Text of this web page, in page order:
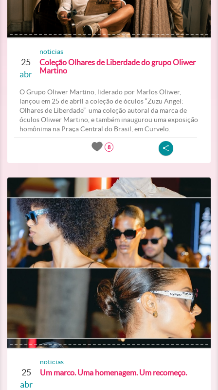
25
abr
noticias
Coleção Olhares de Liberdade do grupo Oliwer
Martino
O Grupo Oliwer Martino, liderado por Marlos Oliwer,
lançou em 25 de abril a coleção de óculos “Zuzu Angel:
Olhares de Liberdade” uma coleção autoral da marca de
óculos Oliwer Martino, e também inaugurou uma exposição
homônima na Praça Central do Brasil, em Curvelo.
8
25
abr
noticias
Um marco. Uma homenagem. Um recomeço.